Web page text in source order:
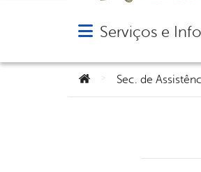
Abrir menu principal
Serviços e
Você está aqui:
Sec. de